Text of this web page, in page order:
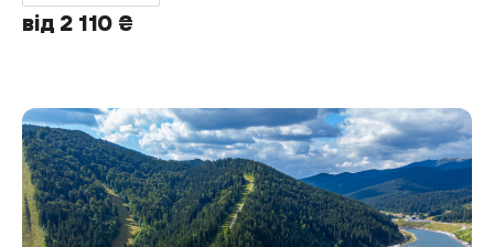
від 2 110 ₴